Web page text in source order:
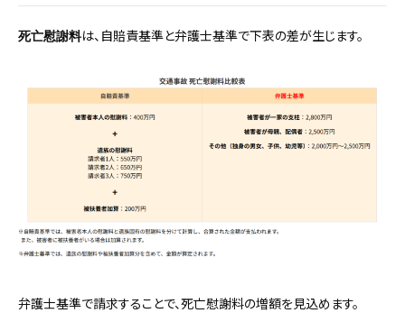
死亡慰謝料は、自賠責基準と弁護士基準で下表の差が生じます。
弁護士基準で請求することで、死亡慰謝料の増額を見込めます。